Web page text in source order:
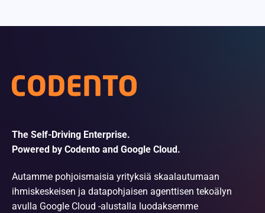
The Self-Driving Enterprise.
Powered by Codento and Google Cloud.
Autamme pohjoismaisia yrityksiä skaalautumaan
ihmiskeskeisen ja datapohjaisen agenttisen tekoälyn
avulla Google Cloud -alustalla luodaksemme